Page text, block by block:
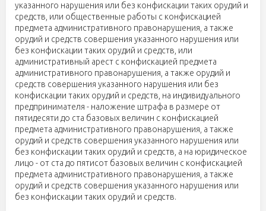
указанного нарушения или без конфискации таких орудий и
средств, или общественные работы с конфискацией
предмета административного правонарушения, а также
орудий и средств совершения указанного нарушения или
без конфискации таких орудий и средств, или
административный арест с конфискацией предмета
административного правонарушения, а также орудий и
средств совершения указанного нарушения или без
конфискации таких орудий и средств, на индивидуального
предпринимателя - наложение штрафа в размере от
пятидесяти до ста базовых величин с конфискацией
предмета административного правонарушения, а также
орудий и средств совершения указанного нарушения или
без конфискации таких орудий и средств, а на юридическое
лицо - от ста до пятисот базовых величин с конфискацией
предмета административного правонарушения, а также
орудий и средств совершения указанного нарушения или
без конфискации таких орудий и средств.